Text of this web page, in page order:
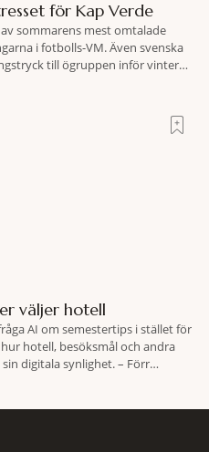
för Kap Verde
sommarens mest omtalade
i fotbolls-VM. Även svenska
till ögruppen inför vintern.
väljer hotell
AI om semestertips i stället för
hotell, besöksmål och andra
digitala synlighet. – Förr